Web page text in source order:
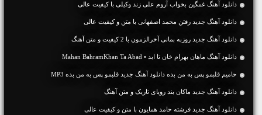
دانلود آهنگ غمگین بخواب آروم علی زند وکیلی با کیفیت عالی
دانلود آهنگ جديد رفتن محمد اصفهانی با متن و کیفیت عالی
دانلود آهنگ جديد روزبه بمانی آخرالزمون با 2 کیفیت و متن آهنگ
دانلود آهنگ ماهان بهرام خان تا ابد • Mahan BahramKhan Ta Abad
حامیم قلبمو پس به من بده دانلود آهنگ جدید قلبمو پس به من بده MP3
دانلود آهنگ جديد ماکان بند رویای تاریک و متن آهنگ
دانلود آهنگ جديد فرشته حامد همایون با متن و کیفیت عالی